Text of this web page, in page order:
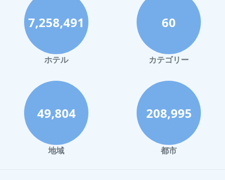
宮古島でのホテル
函館市でのホテル
ハワイイでのホテル
鎌倉市でのホテル
弘前市でのホテル
葉山町でのホテル
館山市でのホテル
福山市でのホテル
7,258,491
ホテル
60
カテゴリー
49,804
地域
208,995
都市